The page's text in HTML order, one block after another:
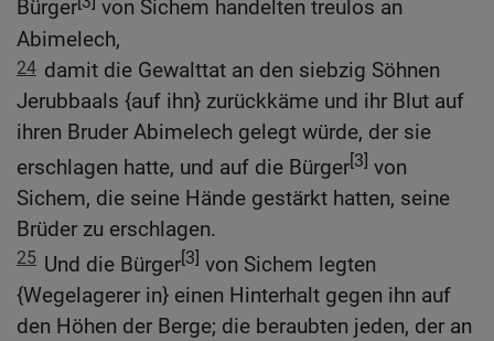
Bürger
von Sichem handelten treulos an
Abimelech,
24 damit die Gewalttat an den siebzig Söhnen
Jerubbaals {auf ihn} zurückkäme und ihr Blut auf
ihren Bruder Abimelech gelegt würde, der sie
erschlagen hatte, und auf die Bürger[3] von
Sichem, die seine Hände gestärkt hatten, seine
Brüder zu erschlagen.
25 Und die Bürger[3] von Sichem legten
{Wegelagerer in} einen Hinterhalt gegen ihn auf
den Höhen der Berge; die beraubten jeden, der an